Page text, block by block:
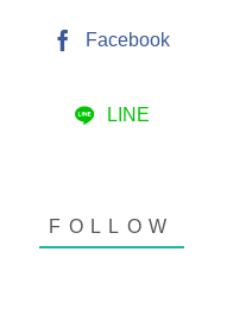
Facebook
LINE